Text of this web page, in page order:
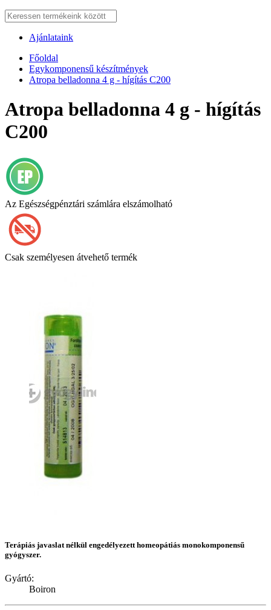
Ajánlataink
Főoldal
Egykomponensű készítmények
Atropa belladonna 4 g - hígítás C200
Atropa belladonna 4 g - hígítás
C200
Az Egészségpénztári számlára elszámolható
Csak személyesen átvehető termék
Terápiás javaslat nélkül engedélyezett homeopátiás monokomponensű
gyógyszer.
Gyártó:
Boiron